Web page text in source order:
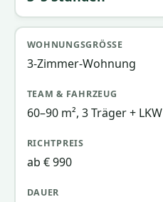
3-Zimmer-Wohnung
60–90 m², 3 Träger + LKW
ab € 990